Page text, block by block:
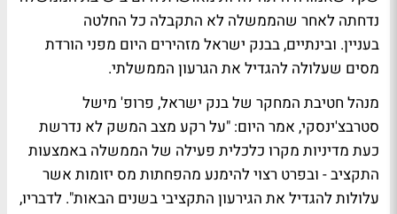
נדחתה לאחר שהממשלה לא התקבלה כל החלטה
בעניין. ובינתיים, בבנק ישראל מזהירים היום מפני הורדת
מסים שעלולה להגדיל את הגרעון הממשלתי.
מנהל חטיבת המחקר של בנק ישראל, פרופ' מישל
סטרבצ'ינסקי, אמר היום: "על רקע מצב המשק לא נדרשת
כעת מדיניות מקרו כלכלית פעילה של הממשלה באמצעות
התקציב - ובפרט רצוי להימנע מהפחתות מס יזומות אשר
עלולות להגדיל את הגירעון התקציבי בשנים הבאות". לדבריו,